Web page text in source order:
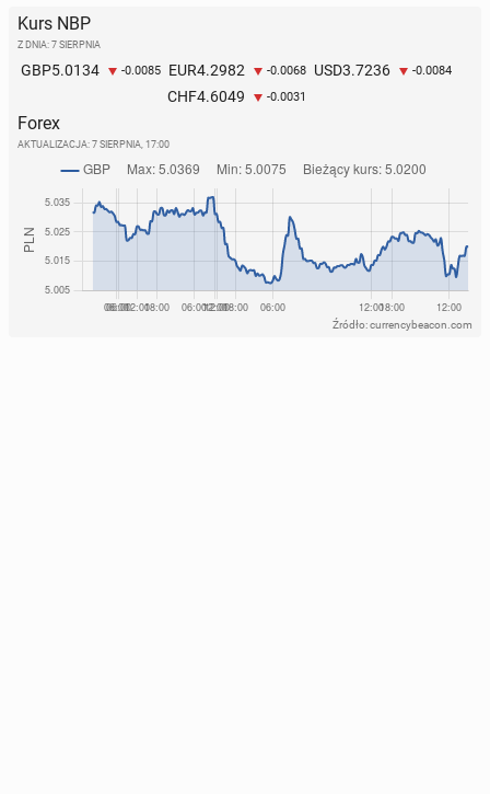
Kurs NBP
Z DNIA: 7 SIERPNIA
GBP5.0134 -0.0085 EUR4.2982 -0.0068 USD3.7236 -0.0084
CHF4.6049 -0.0031
Forex
AKTUALIZACJA: 7 SIERPNIA, 17:00
Źródło: currencybeacon.com